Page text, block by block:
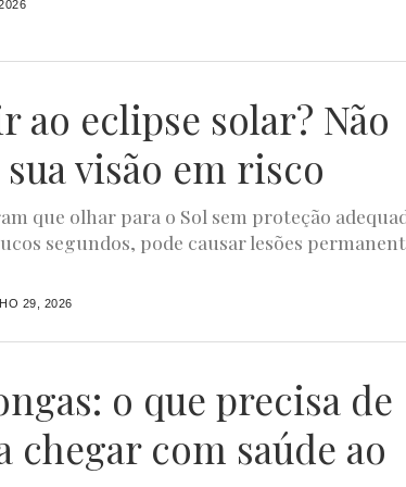
ao eclipse solar? Não
visão em risco
que olhar para o Sol sem proteção
segundos, pode causar lesões
29, 2026
o que precisa de
chegar com saúde ao